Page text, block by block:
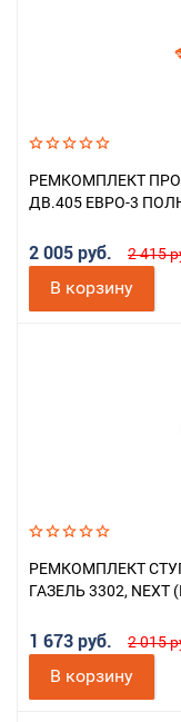
РЕМКОМПЛЕКТ
ДВ.405 ЕВРО-3
2 005 руб. 2 415
В корзину
РЕМКОМПЛЕКТ
ГАЗЕЛЬ 3302,
1 673 руб. 2 015
В корзину